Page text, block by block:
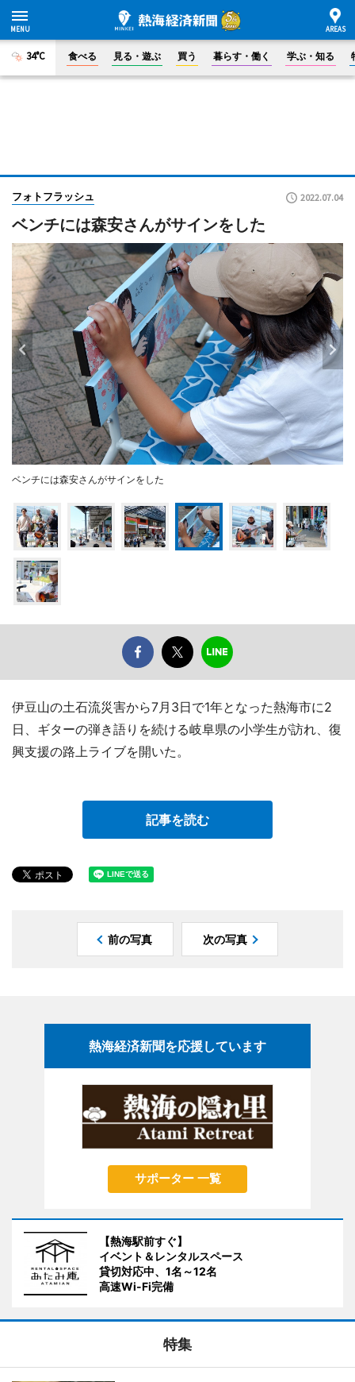
34°C 食べる 見る・遊ぶ 買う 暮らす・働く 学ぶ・知る
フォトフラッシュ 2022.07.04
ベンチには森安さんがサインをした
ベンチには森安さんがサインをした
伊豆山の土石流災害から7月3日で1年となった熱海市に2
日、ギターの弾き語りを続ける岐阜県の小学生が訪れ、復
興支援の路上ライブを開いた。
記事を読む
前の写真 次の写真
熱海経済新聞を応援しています
サポーター 一覧
【熱海駅前すぐ】
イベント＆レンタルスペース
貸切対応中、1名～12名
高速Wi-Fi完備
特集